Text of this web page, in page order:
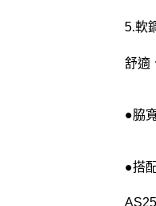
5.軟
舒適
●脇
●搭